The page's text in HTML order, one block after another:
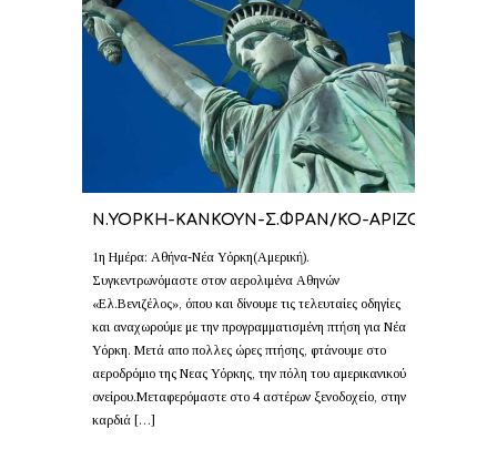
Ν.ΥΟΡΚΗ-KΑΝΚΟΥΝ-Σ.ΦΡΑΝ/ΚΟ-ΑΡΙΖΟΝΑ
1η Ημέρα: Αθήνα-Νέα Υόρκη(Αμερική).
Συγκεντρωνόμαστε στον αερολιμένα Αθηνών
«Ελ.Βενιζέλος», όπου και δίνουμε τις τελευταίες οδηγίες
και αναχωρούμε με την προγραμματισμένη πτήση για Νέα
Υόρκη. Μετά απο πολλες ώρες πτήσης, φτάνουμε στο
αεροδρόμιο της Νεας Υόρκης, την πόλη του αμερικανικού
ονείρου.Μεταφερόμαστε στο 4 αστέρων ξενοδοχείο, στην
καρδιά […]